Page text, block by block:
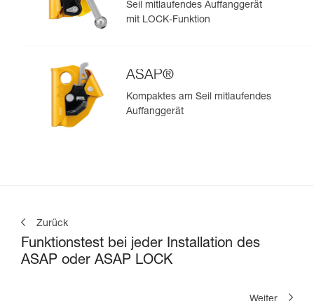
Seil mitlaufendes Auffanggerät
mit LOCK-Funktion
ASAP®
Kompaktes am Seil mitlaufendes
Auffanggerät
Zurück
Funktionstest bei jeder Installation des
ASAP oder ASAP LOCK